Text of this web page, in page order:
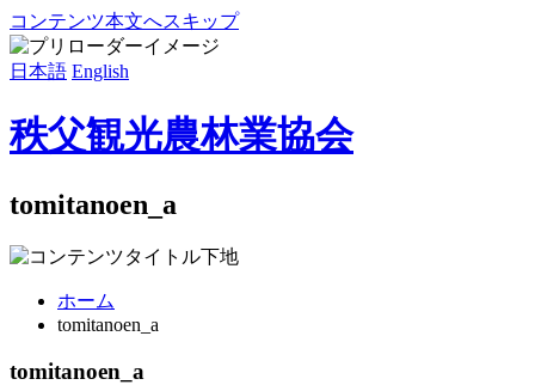
コンテンツ本文へスキップ
日本語 English
秩父観光農林業協会
tomitanoen_a
ホーム
tomitanoen_a
tomitanoen_a